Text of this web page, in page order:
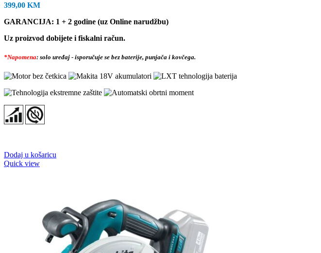
399,00 KM
GARANCIJA: 1 + 2 godine (uz Online narudžbu)
Uz proizvod dobijete i fiskalni račun.
*Napomena: solo uređaj - isporučuje se bez baterije, punjača i kovčega.
Dodaj u košaricu
Quick view